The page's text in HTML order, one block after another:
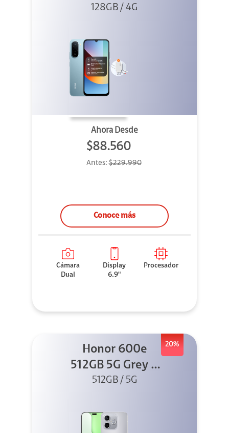
Azul + Cargador
128GB / 4G
Ahora Desde
$88.560
Antes:$229.990
Conoce más
Cámara
Dual
Display
6.9"
Procesador
20%
Honor 600e
512GB 5G Grey +
45W
512GB / 5G